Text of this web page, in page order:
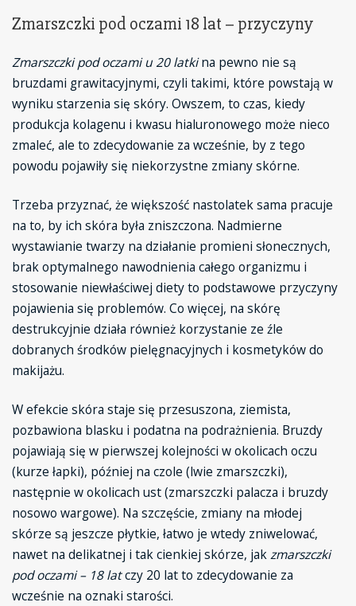
Zmarszczki pod oczami 18 lat – przyczyny
Zmarszczki pod oczami u 20 latkina pewno nie są
bruzdami grawitacyjnymi, czyli takimi, które powstają w
wyniku starzenia się skóry. Owszem, to czas, kiedy
produkcja kolagenu i kwasu hialuronowego może nieco
zmaleć, ale to zdecydowanie za wcześnie, by z tego
powodu pojawiły się niekorzystne zmiany skórne.
Trzeba przyznać, że większość nastolatek sama pracuje
na to, by ich skóra była zniszczona. Nadmierne
wystawianie twarzy na działanie promieni słonecznych,
brak optymalnego nawodnienia całego organizmu i
stosowanie niewłaściwej diety to podstawowe przyczyny
pojawienia się problemów. Co więcej, na skórę
destrukcyjnie działa również korzystanie ze źle
dobranych środków pielęgnacyjnych i kosmetyków do
makijażu.
W efekcie skóra staje się przesuszona, ziemista,
pozbawiona blasku i podatna na podrażnienia. Bruzdy
pojawiają się w pierwszej kolejności w okolicach oczu
(kurze łapki), później na czole (lwie zmarszczki),
następnie w okolicach ust (zmarszczki palacza i bruzdy
nosowo wargowe). Na szczęście, zmiany na młodej
skórze są jeszcze płytkie, łatwo je wtedy zniwelować,
nawet na delikatnej i tak cienkiej skórze, jakzmarszczki
pod oczami – 18 latczy 20 lat to zdecydowanie za
wcześnie na oznaki starości.